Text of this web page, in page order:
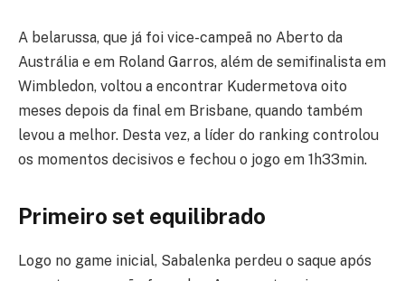
A belarussa, que já foi vice-campeã no Aberto da
Austrália e em Roland Garros, além de semifinalista em
Wimbledon, voltou a encontrar Kudermetova oito
meses depois da final em Brisbane, quando também
levou a melhor. Desta vez, a líder do ranking controlou
os momentos decisivos e fechou o jogo em 1h33min.
Primeiro set equilibrado
Logo no game inicial, Sabalenka perdeu o saque após